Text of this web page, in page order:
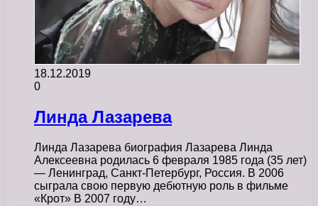
18.12.2019
0
Линда Лазарева
Линда Лазарева биография Лазарева Линда
Алексеевна родилась 6 февраля 1985 года (35 лет)
— Ленинград, Санкт-Петербург, Россия. В 2006
сыграла свою первую дебютную роль в фильме
«Крот» В 2007 году…